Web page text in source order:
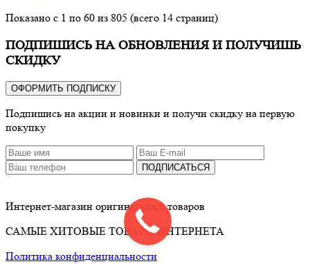
Показано с 1 по 60 из 805 (всего 14 страниц)
ПОДПИШИСЬ НА ОБНОВЛЕНИЯ И ПОЛУЧИШЬ
СКИДКУ
ОФОРМИТЬ ПОДПИСКУ
Подпишись на акции и новинки и получи скидку на первую
покупку
ПОДПИСАТЬСЯ
Интернет-магазин оригинальных товаров
САМЫЕ ХИТОВЫЕ ТОВАРЫ ИНТЕРНЕТА
Политика конфиденциальности